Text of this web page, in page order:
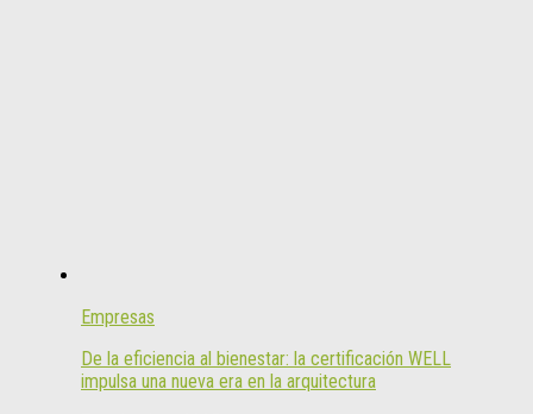
Empresas
De la eficiencia al bienestar: la certificación WELL
impulsa una nueva era en la arquitectura